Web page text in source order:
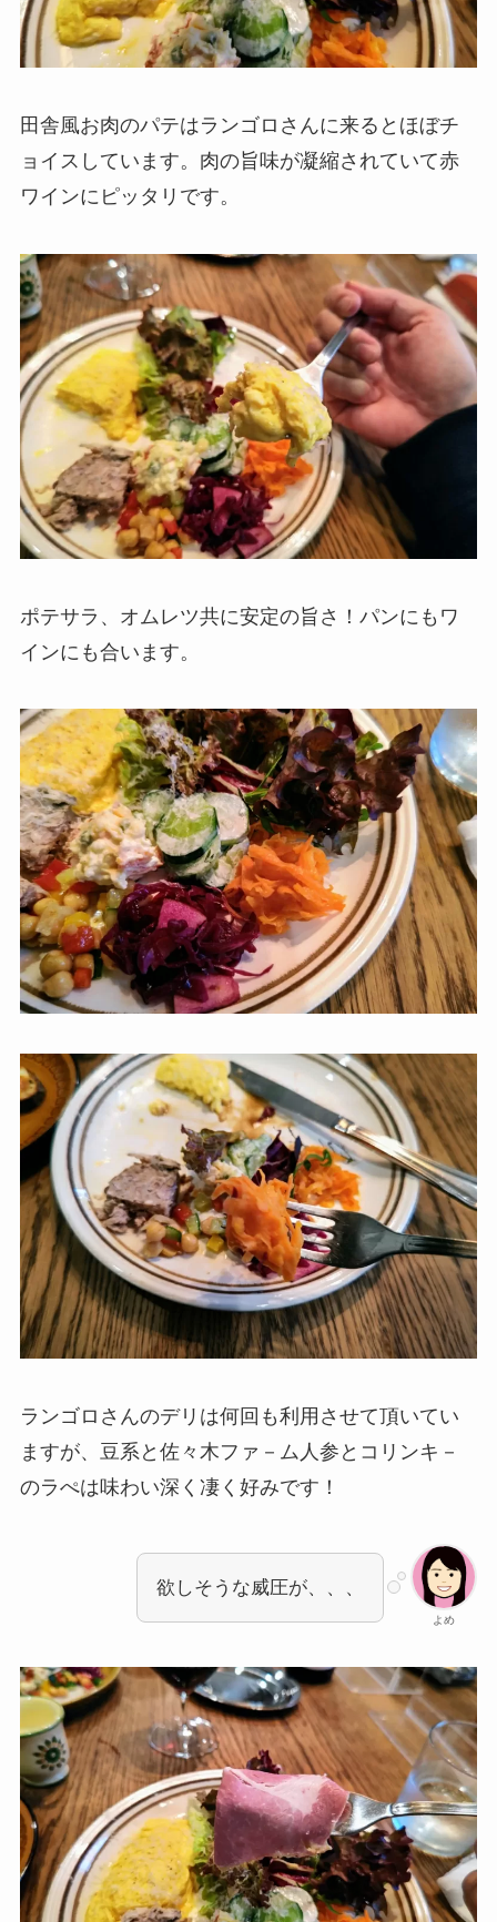
田舎風お肉のパテはランゴロさんに来るとほぼチ
ョイスしています。肉の旨味が凝縮されていて赤
ワインにピッタリです。
ポテサラ、オムレツ共に安定の旨さ！パンにもワ
インにも合います。
ランゴロさんのデリは何回も利用させて頂いてい
ますが、豆系と佐々木ファ－ム人参とコリンキ－
のラぺは味わい深く凄く好みです！
よめ
欲しそうな威圧が、、、